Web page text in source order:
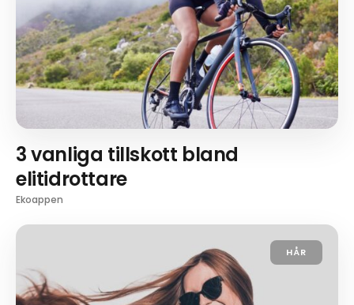
3 vanliga tillskott bland
elitidrottare
Ekoappen
HÅR